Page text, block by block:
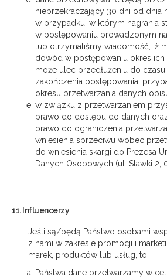
nieprzekraczający 30 dni od dnia
w przypadku, w którym nagrania
w postępowaniu prowadzonym
lub otrzymaliśmy wiadomość, iż
dowód w postępowaniu okres ich
może ulec przedłużeniu do
zakończenia postępowania;
okresu przetwarzania danych
w związku z przetwarzaniem
prawo do dostępu do danych
prawo do ograniczenia
wniesienia sprzeciwu wobec
do wniesienia skargi do Prezesa
Danych Osobowych (ul. Stawki 2,
11. Influencerzy
Jeśli są/będą Państwo osobami
z nami w zakresie promocji i
marek, produktów lub usług, to:
Państwa dane przetwarzamy w